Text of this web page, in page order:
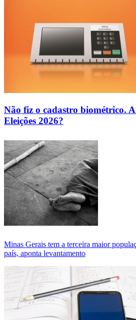
Não fiz o cadastro biométrico.
Eleições 2026?
Minas Gerais tem a terceira maior
país, aponta levantamento